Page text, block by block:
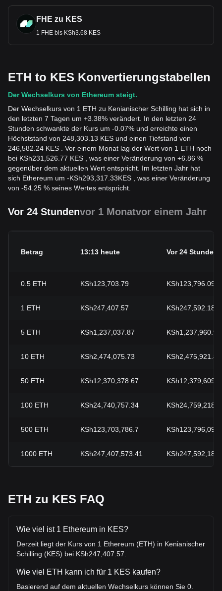
FHE zu KES
1 FHE bis KSh3.68 KES
ETH to KES Konvertierungstabellen
Der Wechselkurs von Ethereum steigt.
Der Wechselkurs von 1 ETH zu Kenianischer Schilling hat sich in
den letzten 7 Tagen um +3.38% verändert. In den letzten 24
Stunden schwankte der Kurs um -0.07% und erreichte einen
Höchststand von 248,303.13 KES und einen Tiefstand von
246,582.24 KES . Vor einem Monat lag der Wert von 1 ETH noch
bei KSh231,526.77 KES , was einer Veränderung von +6.86 %
gegenüber dem aktuellen Wert entspricht. Im letzten Jahr hat
sich Ethereum um -KSh293,317.33KES , was einer Veränderung
von -54.25 % seines Wertes entspricht.
Vor 24 Stundenvor 1 Monatvor einem Jahr
Betrag 13:13 heute Vor 24 Stunden
0.5 ETH KSh123,703.79 KSh123,796.09
1 ETH KSh247,407.57 KSh247,592.18
5 ETH KSh1,237,037.87 KSh1,237,960.9
10 ETH KSh2,474,075.73 KSh2,475,921.8
50 ETH KSh12,370,378.67
100 ETH KSh24,740,757.34
500 ETH KSh123,703,786.7
1000 ETH KSh247,407,573.41
ETH zu KES FAQ
Wie viel ist 1 Ethereum in KES?
Derzeit liegt der Kurs von 1 Ethereum (ETH) in Kenianischer
Schilling (KES) bei KSh247,407.57.
Wie viel ETH kann ich für 1 KES kaufen?
Basierend auf dem aktuellen Wechselkurs können Sie 0.